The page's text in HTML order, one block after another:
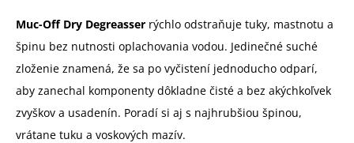
Muc-Off Dry Degreasser rýchlo odstraňuje tuky, mastnotu a
špinu bez nutnosti oplachovania vodou. Jedinečné suché
zloženie znamená, že sa po vyčistení jednoducho odparí,
aby zanechal komponenty dôkladne čisté a bez akýchkoľvek
zvyškov a usadenín. Poradí si aj s najhrubšiou špinou,
vrátane tuku a voskových mazív.